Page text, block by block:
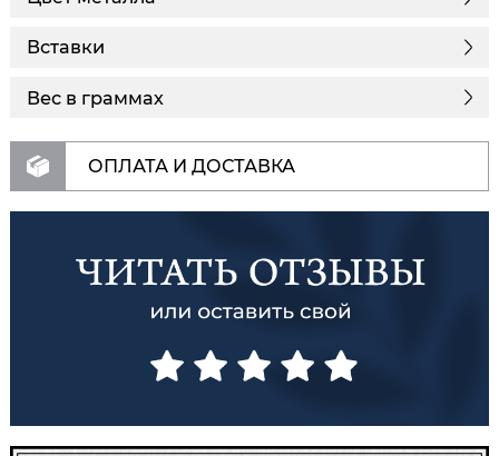
Вставки
Вес в граммах
ОПЛАТА И ДОСТАВКА